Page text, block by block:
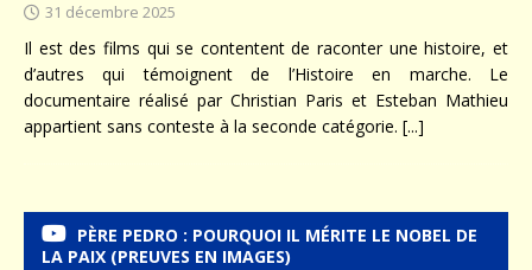
31 décembre 2025
Il est des films qui se contentent de raconter une histoire, et
d’autres qui témoignent de l’Histoire en marche. Le
documentaire réalisé par Christian Paris et Esteban Mathieu
appartient sans conteste à la seconde catégorie. [...]
PÈRE PEDRO : POURQUOI IL MÉRITE LE NOBEL DE
LA PAIX (PREUVES EN IMAGES)